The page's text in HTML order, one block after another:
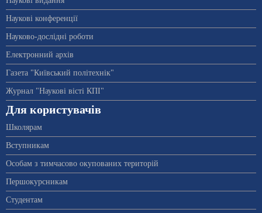
Наукові конференції
Науково-дослідні роботи
Електронний архів
Газета "Київський політехнік"
Журнал "Наукові вісті КПІ"
Для користувачів
Школярам
Вступникам
Особам з тимчасово окупованих територій
Першокурсникам
Студентам